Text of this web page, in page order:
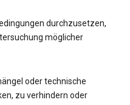
durchzusetzen,
möglicher
oder technische
zu verhindern oder